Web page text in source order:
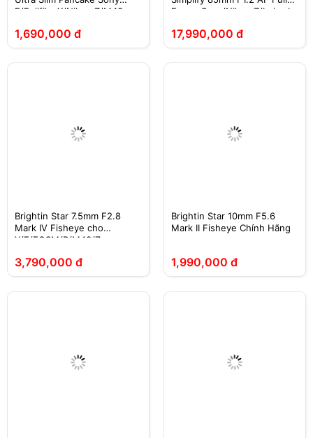
E/Fujifilm X/Nikon Z/M43 -
1,690,000 đ
Frame Sony/Nikon Z/Leica L
17,990,000 đ
Brightin Star 7.5mm F2.8
Mark IV Fisheye cho
X/E/EOSM/R/M43/Z
3,790,000 đ
Brightin Star 10mm F5.6
Mark II Fisheye Chính Hãng
1,990,000 đ